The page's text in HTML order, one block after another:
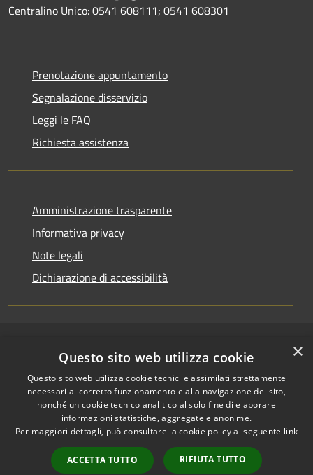
Centralino Unico: 0541 608111; 0541 608301
Prenotazione appuntamento
Segnalazione disservizio
Leggi le FAQ
Richiesta assistenza
Amministrazione trasparente
Informativa privacy
Note legali
Dichiarazione di accessibilità
Accessibilità
Privacy
Cookie
Mappa del sito
Area riservata
amministratori comunali
Portale Dipendente
Copyright © 2026 • Comune di
Riccione • Powered by
Municipium•Accesso
redazione
×
Questo sito web utilizza cookie
Questo sito web utilizza cookie tecnici e assimilati strettamente
necessari al corretto funzionamento e alla navigazione del sito,
nonché un cookie tecnico analitico al solo fine di elaborare
informazioni statistiche, aggregate e anonime.
Per maggiori dettagli, può consultare la cookie policy al seguente link
ACCETTA TUTTO RIFIUTA TUTTO